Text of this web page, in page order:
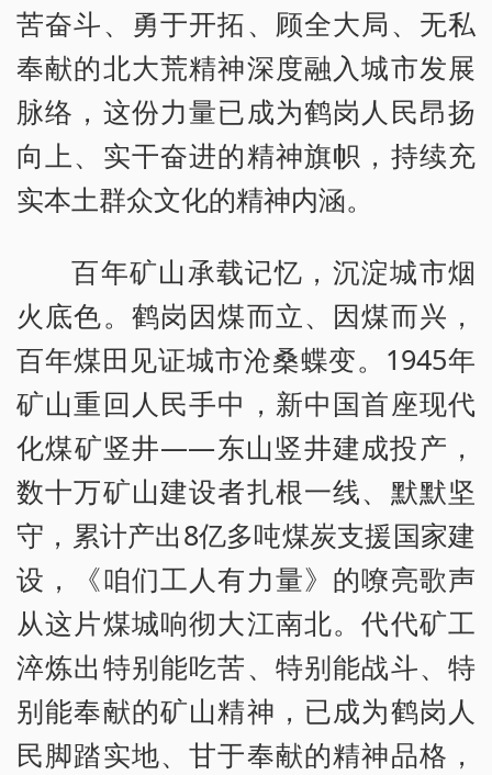
苦奋斗、勇于开拓、顾全大局、无私
奉献的北大荒精神深度融入城市发展
脉络，这份力量已成为鹤岗人民昂扬
向上、实干奋进的精神旗帜，持续充
实本土群众文化的精神内涵。
百年矿山承载记忆，沉淀城市烟
火底色。鹤岗因煤而立、因煤而兴，
百年煤田见证城市沧桑蝶变。1945年
矿山重回人民手中，新中国首座现代
化煤矿竖井——东山竖井建成投产，
数十万矿山建设者扎根一线、默默坚
守，累计产出8亿多吨煤炭支援国家建
设，《咱们工人有力量》的嘹亮歌声
从这片煤城响彻大江南北。代代矿工
淬炼出特别能吃苦、特别能战斗、特
别能奉献的矿山精神，已成为鹤岗人
民脚踏实地、甘于奉献的精神品格，